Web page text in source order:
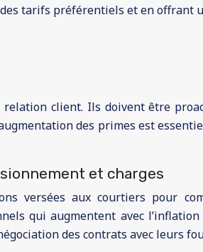
tarifs préférentiels et en offrant
client. Ils doivent être
des primes est
et charges
versées aux courtiers pour
qui augmentent avec
des contrats avec leurs